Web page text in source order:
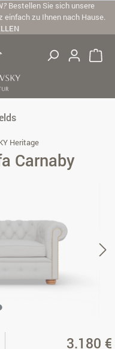
Bestellen Sie sich unsere
einfach zu Ihnen nach Hause.
Heritage
Carnaby
3.180 €